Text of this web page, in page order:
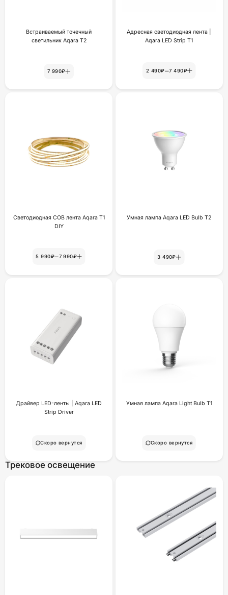
Встраиваемый точечный
светильник Aqara Т2
7 990₽
Адресная светодиодная лента |
Aqara LED Strip T1
2 490₽–7 490₽
Светодиодная COB лента Aqara T1
DIY
5 990₽–7 990₽
Умная лампа Aqara LED Bulb T2
3 490₽
Драйвер LED-ленты | Aqara LED
Strip Driver
Скоро вернутся
Умная лампа Aqara Light Bulb T1
Скоро вернутся
Трековое освещение